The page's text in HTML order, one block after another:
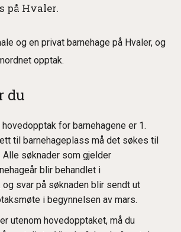
på Hvaler.
og en privat barnehage på Hvaler, og
opptak.
du
for barnehagene er 1.
til barnehageplass må det søkes til
Alle søknader som gjelder
blir behandlet i
svar på søknaden blir sendt ut
i begynnelsen av mars.
utenom hovedopptaket, må du